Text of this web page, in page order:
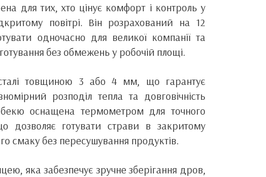
для тих, хто цінує комфорт і контроль у
повітрі. Він розрахований на 12
одночасно для великої компанії та
без обмежень у робочій площі.
товщиною 3 або 4 мм, що гарантує
розподіл тепла та довговічність
оснащена термометром для точного
дозволяє готувати страви в закритому
смаку без пересушування продуктів.
яка забезпечує зручне зберігання дров,